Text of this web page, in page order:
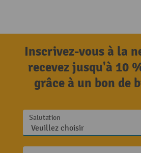
Inscrivez-vous à la
recevez jusqu'à 10
grâce à un bon de
Salutation